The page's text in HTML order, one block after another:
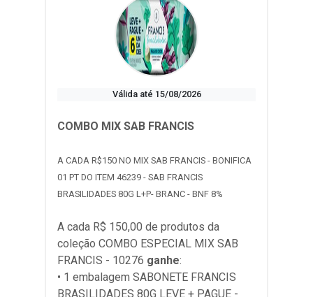
Válida até 15/08/2026
COMBO MIX SAB FRANCIS
A CADA R$150 NO MIX SAB FRANCIS - BONIFICA
01 PT DO ITEM 46239 - SAB FRANCIS
BRASILIDADES 80G L+P- BRANC - BNF 8%
A cada R$ 150,00 de produtos da
coleção COMBO ESPECIAL MIX SAB
FRANCIS - 10276 ganhe:
• 1 embalagem SABONETE FRANCIS
BRASILIDADES 80G LEVE + PAGUE -